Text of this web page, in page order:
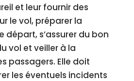
et leur fournir des
le vol, préparer la
départ, s’assurer du bon
vol et veiller à la
passagers. Elle doit
les éventuels incidents